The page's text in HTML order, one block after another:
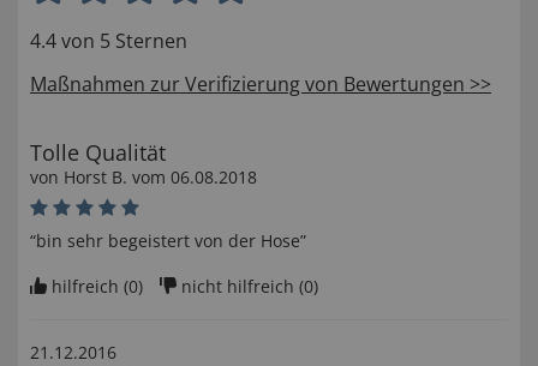
4.4 von 5 Sternen
Maßnahmen zur Verifizierung von Bewertungen >>
Tolle Qualität
von Horst B. vom 06.08.2018
“bin sehr begeistert von der Hose”
hilfreich (0) nicht hilfreich (0)
21.12.2016